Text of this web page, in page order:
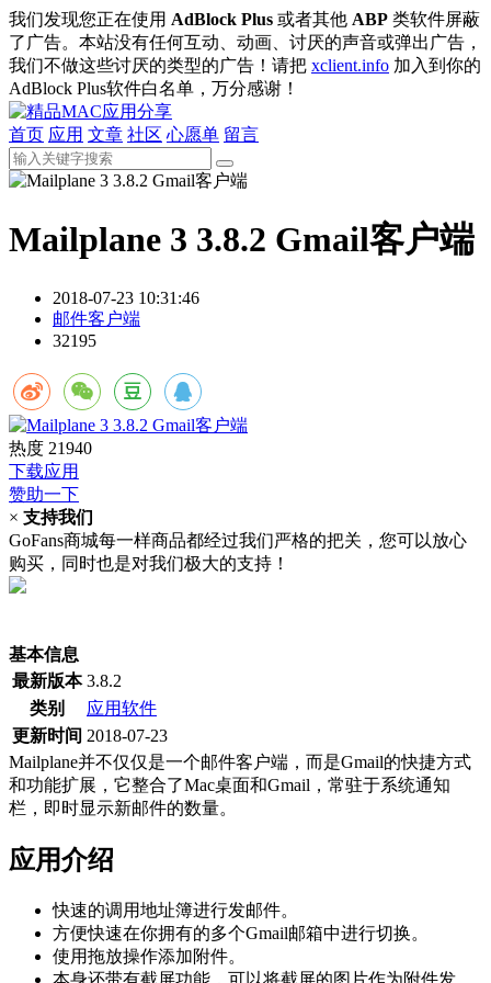
我们发现您正在使用 AdBlock Plus 或者其他 ABP 类软件屏蔽
了广告。本站没有任何互动、动画、讨厌的声音或弹出广告，
我们不做这些讨厌的类型的广告！请把 xclient.info 加入到你的
AdBlock Plus软件白名单，万分感谢！
首页 应用 文章 社区 心愿单 留言
Mailplane 3 3.8.2 Gmail客户端
2018-07-23 10:31:46
邮件客户端
32195
热度 21940
下载应用
赞助一下
× 支持我们
GoFans商城每一样商品都经过我们严格的把关，您可以放心
购买，同时也是对我们极大的支持！
基本信息
最新版本 3.8.2
类别
应用软件
更新时间 2018-07-23
Mailplane并不仅仅是一个邮件客户端，而是Gmail的快捷方式
和功能扩展，它整合了Mac桌面和Gmail，常驻于系统通知
栏，即时显示新邮件的数量。
应用介绍
快速的调用地址簿进行发邮件。
方便快速在你拥有的多个Gmail邮箱中进行切换。
使用拖放操作添加附件。
本身还带有截屏功能，可以将截屏的图片作为附件发